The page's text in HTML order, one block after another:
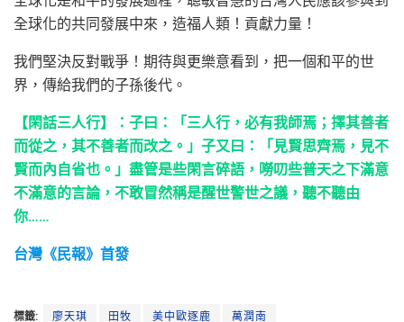
全球化的共同發展中來，造福人類！貢獻力量！
我們堅決反對戰爭！期待與更樂意看到，把一個和平的世
界，傳給我們的子孫後代。
【閑話三人行】：子曰：「三人行，必有我師焉；擇其善者
而從之，其不善者而改之。」子又曰：「見賢思齊焉，見不
賢而內自省也。」盡管是些閑言碎語，嘮叨些普天之下滿意
不滿意的言論，不敢冒然稱是醒世警世之議，聽不聽由
你……
台灣《民報》首發
標籤: 廖天琪 田牧 美中歐逐鹿 萬潤南